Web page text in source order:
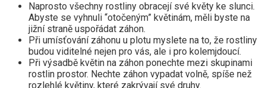
Naprosto všechny rostliny obracejí své květy ke slunci.
Abyste se vyhnuli “otočeným” květinám, měli byste na
jižní straně uspořádat záhon.
Při umísťování záhonu u plotu myslete na to, že rostliny
budou viditelné nejen pro vás, ale i pro kolemjdoucí.
Při výsadbě květin na záhon ponechte mezi skupinami
rostlin prostor. Nechte záhon vypadat volně, spíše než
rozlehlé květiny, které zakrývají své druhy.